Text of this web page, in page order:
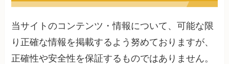
当サイトのコンテンツ・情報について、可能な限
り正確な情報を掲載するよう努めておりますが、
正確性や安全性を保証するものではありません。